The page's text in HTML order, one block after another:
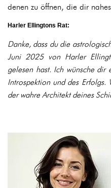
denen zu öffnen, die dir
Harler Ellingtons Rat:
Danke, dass du die
Juni 2025 von Harler
gelesen hast. Ich wünsche dir
Introspektion und des Erfolgs.
der wahre Architekt deines